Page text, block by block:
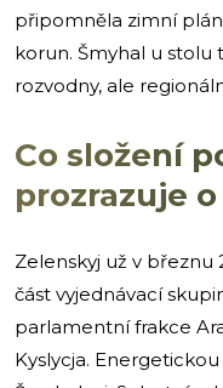
připomněla zimní
korun. Šmyhal u stolu
rozvodny, ale
Co složení
prozrazuje
Zelenskyj už v březnu
část vyjednávací
parlamentní frakce
Kyslycja.